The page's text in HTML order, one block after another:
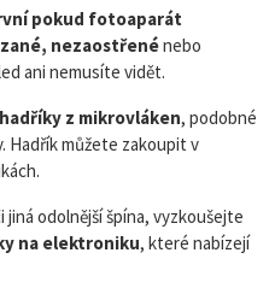
pokud fotoaparát
nezaostřenénebo
ani nemusíte vidět.
hadříky z mikrovláken, podobné
Hadřík můžete zakoupit v
odolnější špína, vyzkoušejte
na elektroniku, které nabízejí